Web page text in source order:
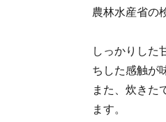
農林水産省の
しっかりした
ちした感触が
また、炊きた
ます。